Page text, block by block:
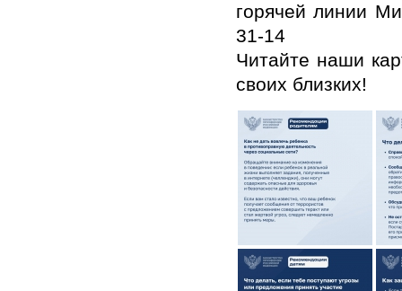
горячей линии
31-14
Читайте наши
своих близких!